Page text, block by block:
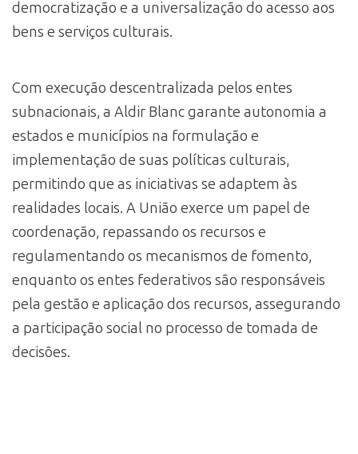
democratização e a universalização do acesso aos
bens e serviços culturais.
Com execução descentralizada pelos entes
subnacionais, a Aldir Blanc garante autonomia a
estados e municípios na formulação e
implementação de suas políticas culturais,
permitindo que as iniciativas se adaptem às
realidades locais. A União exerce um papel de
coordenação, repassando os recursos e
regulamentando os mecanismos de fomento,
enquanto os entes federativos são responsáveis
pela gestão e aplicação dos recursos, assegurando
a participação social no processo de tomada de
decisões.